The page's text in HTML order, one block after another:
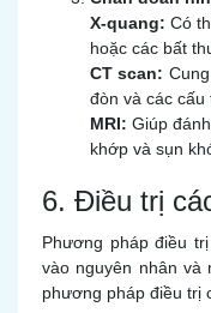
X-quang: Có
hoặc các bất
CT scan:
đòn và các cấu
MRI: Giúp
khớp và sụn
6. Điều trị
Phương pháp điều
vào nguyên nhân và
phương pháp điều trị